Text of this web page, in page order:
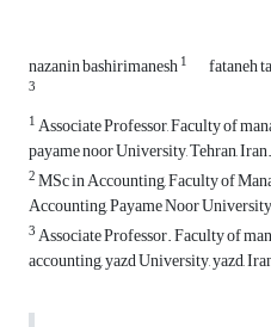
nazanin bashirimanesh1 fataneh
3
1Associate Professor, Faculty of
payame noor University, Tehran, Iran.
2MSc in Accounting, Faculty of
Accounting, Payame ‎Noor
3Associate Professor. Faculty of
accounting, yazd University, yazd,